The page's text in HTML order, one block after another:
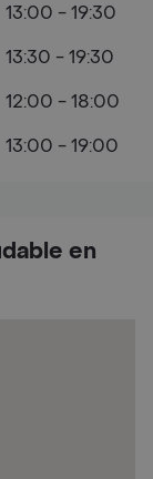
en
13:00 - 19:30
13:30 - 19:30
12:00 - 18:00
13:00 - 19:00